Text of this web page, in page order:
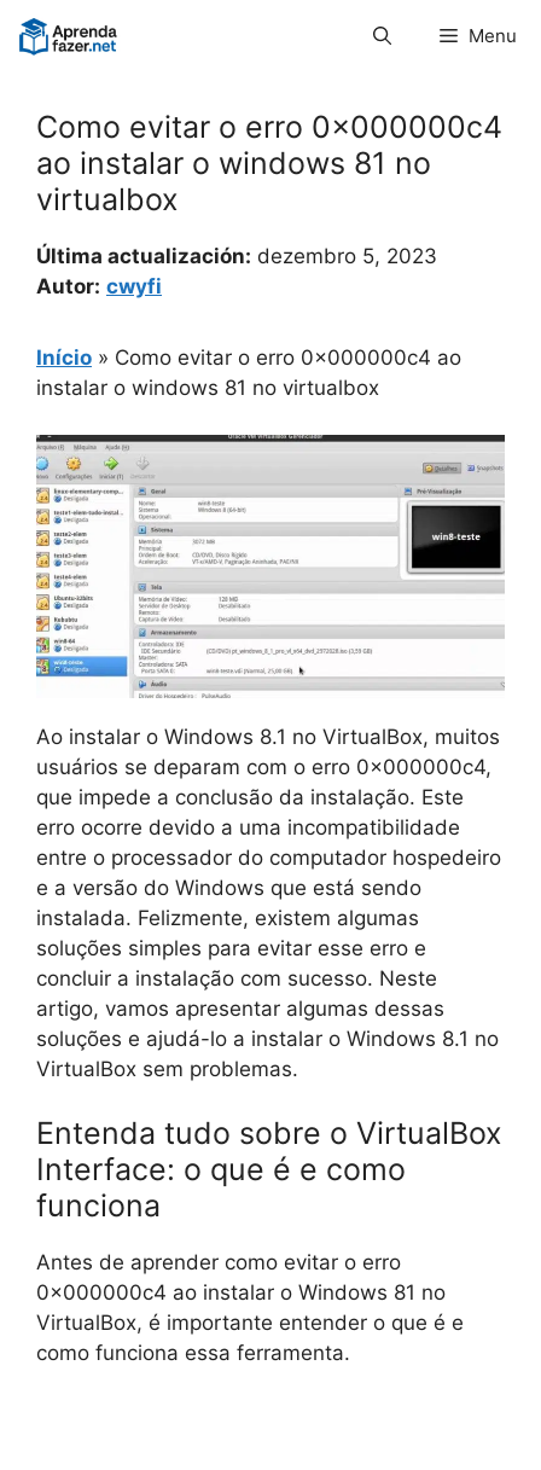
Pular
para
Menu
Como evitar o erro 0x000000c4
ao instalar o windows 81 no
virtualbox
Última actualización: dezembro 5, 2023
Autor: cwyfi
Início » Como evitar o erro 0x000000c4 ao
instalar o windows 81 no virtualbox
Ao instalar o Windows 8.1 no VirtualBox, muitos
usuários se deparam com o erro 0x000000c4,
que impede a conclusão da instalação. Este
erro ocorre devido a uma incompatibilidade
entre o processador do computador hospedeiro
e a versão do Windows que está sendo
instalada. Felizmente, existem algumas
soluções simples para evitar esse erro e
concluir a instalação com sucesso. Neste
artigo, vamos apresentar algumas dessas
soluções e ajudá-lo a instalar o Windows 8.1 no
VirtualBox sem problemas.
Entenda tudo sobre o VirtualBox
Interface: o que é e como
funciona
Antes de aprender como evitar o erro
0x000000c4 ao instalar o Windows 81 no
VirtualBox, é importante entender o que é e
como funciona essa ferramenta.